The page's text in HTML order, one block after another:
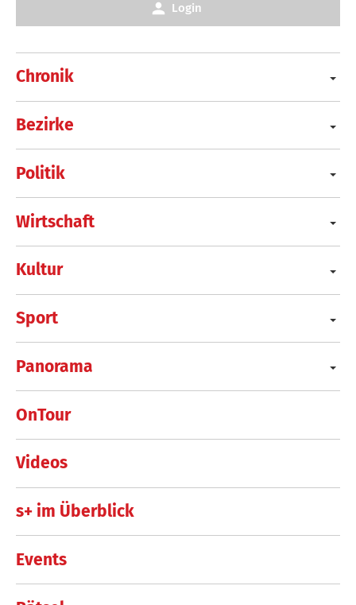
Chronik
Bezirke
Politik
Wirtschaft
Kultur
Sport
Panorama
OnTour
Videos
s+ im Überblick
Events
Login